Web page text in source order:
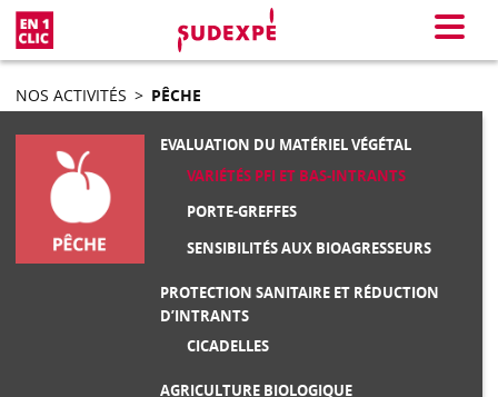
Menu
NOS ACTIVITÉS > PÊCHE
EVALUATION DU MATÉRIEL VÉGÉTAL
VARIÉTÉS PFI ET BAS-INTRANTS
PORTE-GREFFES
SENSIBILITÉS AUX BIOAGRESSEURS
PROTECTION SANITAIRE ET RÉDUCTION
D’INTRANTS
CICADELLES
AGRICULTURE BIOLOGIQUE